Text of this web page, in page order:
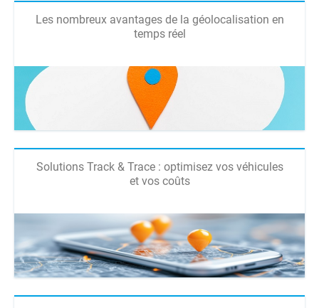
Les nombreux avantages de la géolocalisation en
temps réel
Solutions Track & Trace : optimisez vos véhicules
et vos coûts